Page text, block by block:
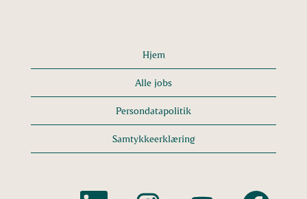
Hjem
Alle jobs
Persondatapolitik
Samtykkeerklæring
Å